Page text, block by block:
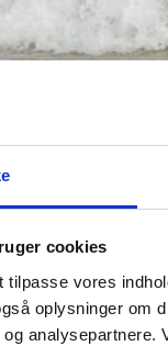
cookies
tilpasse vores
oplysninger om
analysepartnere.